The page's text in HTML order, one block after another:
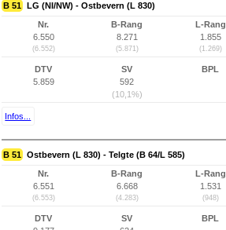
B 51 LG (NI/NW) - Ostbevern (L 830)
Nr.
6.550
(6.552)
B-Rang
8.271
(5.871)
L-Rang
1.855
(1.269)
DTV
5.859
SV
592
(10,1%)
BPL
Infos...
B 51 Ostbevern (L 830) - Telgte (B 64/L 585)
Nr.
6.551
(6.553)
B-Rang
6.668
(4.283)
L-Rang
1.531
(948)
DTV
SV
BPL